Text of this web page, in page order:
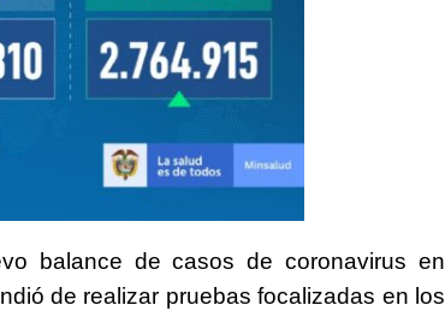
balance de casos de coronavirus en
de realizar pruebas focalizadas en los